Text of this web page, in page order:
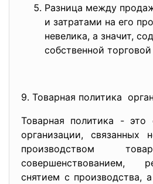
Разница между
и затратами на его
невелика, а значит,
собственной
9. Товарная политика
Товарная политика - это
организации, связанных
производством
совершенствованием,
снятием с производства,